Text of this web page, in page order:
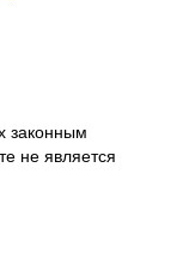
законным
не является